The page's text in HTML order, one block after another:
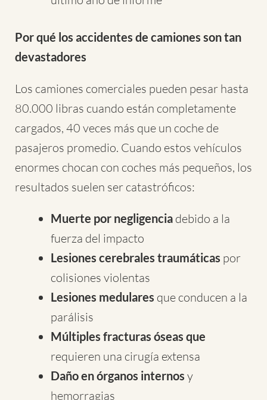
Por qué los accidentes de camiones son tan
devastadores
Los camiones comerciales pueden pesar hasta
80.000 libras cuando están completamente
cargados, 40 veces más que un coche de
pasajeros promedio. Cuando estos vehículos
enormes chocan con coches más pequeños, los
resultados suelen ser catastróficos:
Muerte por negligencia debido a la
fuerza del impacto
Lesiones cerebrales traumáticas por
colisiones violentas
Lesiones medulares que conducen a la
parálisis
Múltiples fracturas óseas que
requieren una cirugía extensa
Daño en órganos internos y
hemorragias